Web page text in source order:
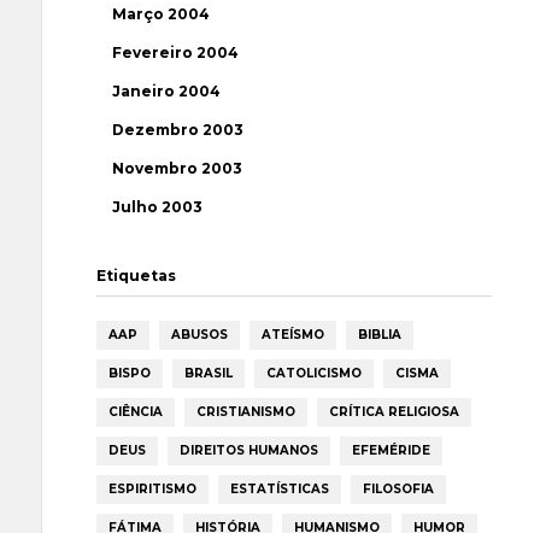
Março 2004
Fevereiro 2004
Janeiro 2004
Dezembro 2003
Novembro 2003
Julho 2003
Etiquetas
AAP ABUSOS ATEÍSMO BIBLIA
BISPO BRASIL CATOLICISMO CISMA
CIÊNCIA CRISTIANISMO CRÍTICA RELIGIOSA
DEUS DIREITOS HUMANOS EFEMÉRIDE
ESPIRITISMO ESTATÍSTICAS FILOSOFIA
FÁTIMA HISTÓRIA HUMANISMO HUMOR